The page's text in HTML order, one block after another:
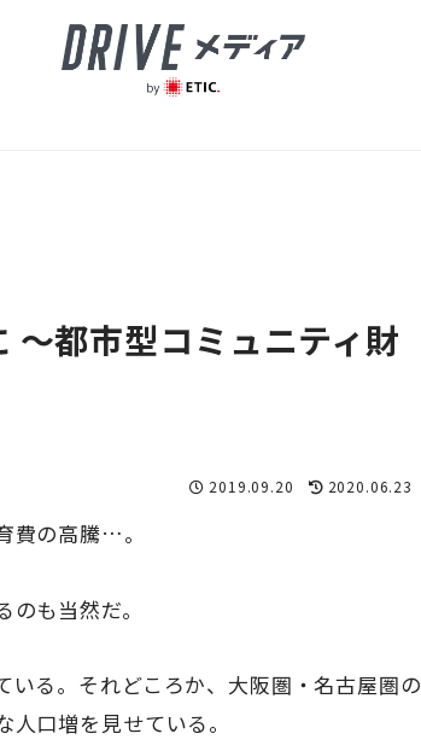
～都市型コミュニティ財
2019.09.20 2020.06.23
費の高騰…。
も当然だ。
る。それどころか、大阪圏・名古屋圏の
口増を見せている。